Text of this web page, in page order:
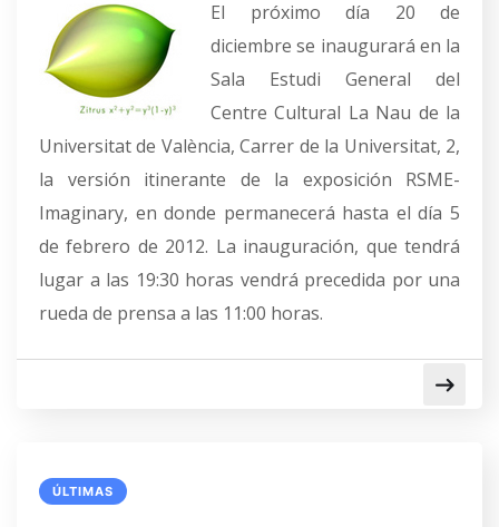
El próximo día 20 de
diciembre se inaugurará en la
Sala Estudi General del
Centre Cultural La Nau de la
Universitat de València, Carrer de la Universitat, 2,
la versión itinerante de la exposición RSME-
Imaginary, en donde permanecerá hasta el día 5
de febrero de 2012. La inauguración, que tendrá
lugar a las 19:30 horas vendrá precedida por una
rueda de prensa a las 11:00 horas.
ÚLTIMAS